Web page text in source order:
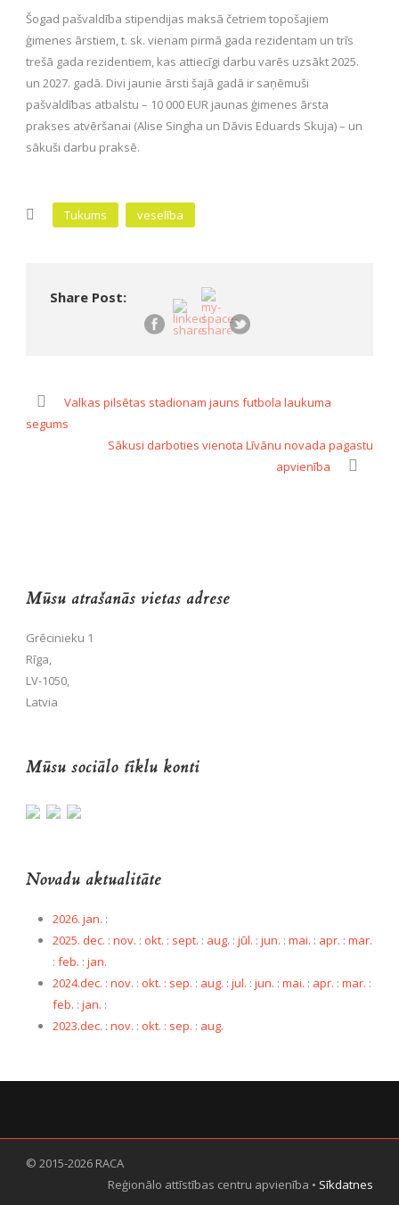
Šogad pašvaldība stipendijas maksā četriem topošajiem
ģimenes ārstiem, t. sk. vienam pirmā gada rezidentam un trīs
trešā gada rezidentiem, kas attiecīgi darbu varēs uzsākt 2025.
un 2027. gadā. Divi jaunie ārsti šajā gadā ir saņēmuši
pašvaldības atbalstu – 10 000 EUR jaunas ģimenes ārsta
prakses atvēršanai (Alise Singha un Dāvis Eduards Skuja) – un
sākuši darbu praksē.
Tukums veselība
Share Post:
Valkas pilsētas stadionam jauns futbola laukuma
segums
Sākusi darboties vienota Līvānu novada pagastu
apvienība
Mūsu atrašanās vietas adrese
Grēcinieku 1
Rīga,
LV-1050,
Latvia
Mūsu sociālo tīklu konti
Novadu aktualitāte
2026. jan. :
2025. dec. : nov. : okt. : sept. : aug. : jūl. : jun. : mai. : apr. : mar.
: feb. : jan.
2024.dec. : nov. : okt. : sep. : aug. : jul. : jun. : mai. : apr. : mar. :
feb. : jan. :
2023.dec. : nov. : okt. : sep. : aug.
© 2015-2026 RACA
Reģionālo attīstības centru apvienība • Sīkdatnes